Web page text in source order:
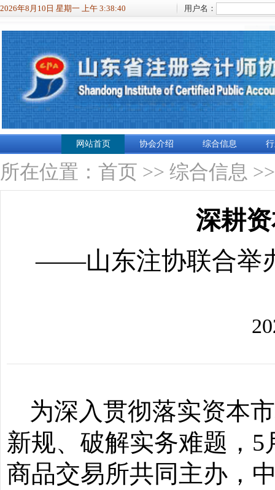
2026年8月10日 星期一 上午 3:38:41 用户名：
网站首页 协会介绍 综合信息
所在位置： 首页 >> 综合信息
深耕
——山东注协联合举
为深入贯彻落实资本
新规、破解实务难题， 5
商品交易所共同主办，